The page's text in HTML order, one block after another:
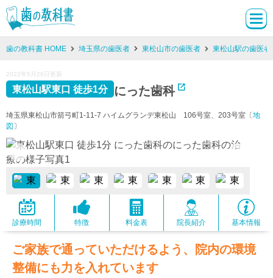
歯の教科書 HOME 埼玉県の歯医者 東松山市の歯医者 東松山駅の歯医者
2022年5月26日更新
にった歯科
東松山駅東口 徒歩1分
埼玉県東松山市箭弓町1-11-7 ハイムグランデ東松山 106号室、203号室〔地
図 〕
診療時間 特徴 料金表 院長紹介 基本情報
ご家族で通っていただけるよう、院内の環境
整備にも力を入れています